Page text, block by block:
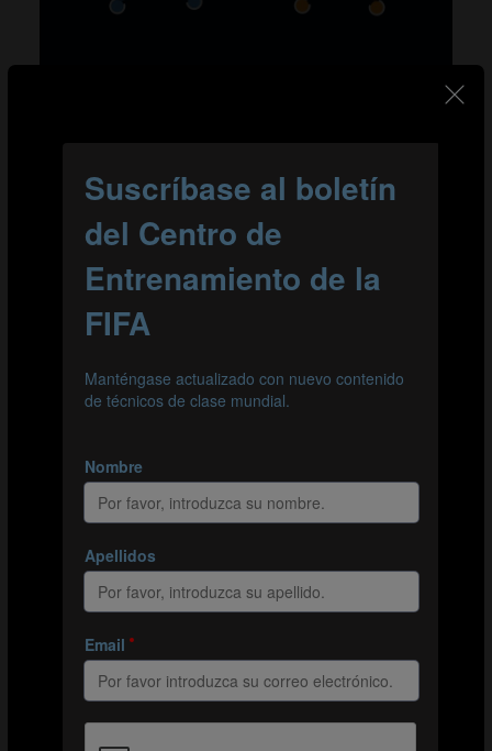
Forma grupos de 4 o 5 jugadores.
En un pequeño círculo, los jugadores trabajan en
equipo para lanzar y atrapar el balón 10 veces sin
que caiga al suelo. Hay que imaginarse que la pelota
está muy caliente, de modo que solo pueden
tocarla durante un segundo antes de pasarla al
siguiente jugador.
que el balón caiga al suelo.
Después, crea un circuito para que los jugadores se
vez en equipo. Conviértelo en una carrera.
Puedes poner el balón en el suelo y pedir a los
niños que se la pasen al primer toque.
Cómo reducir la dificultad
Permite que los jugadores puedan tener el balón
dos segundos en vez de uno (la patata «menos
caliente»).
Que imaginen que la pelota está «fría»: la atrapan y
abrazan antes de pasarla.
Cómo aumentar la dificultad